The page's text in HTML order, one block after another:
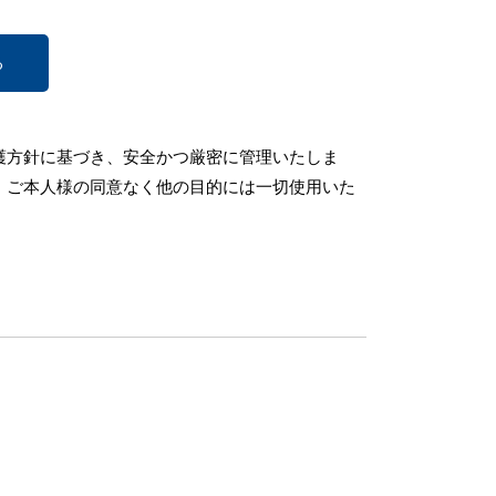
針に基づき、安全かつ厳密に管理いたしま
本人様の同意なく他の目的には一切使用いた